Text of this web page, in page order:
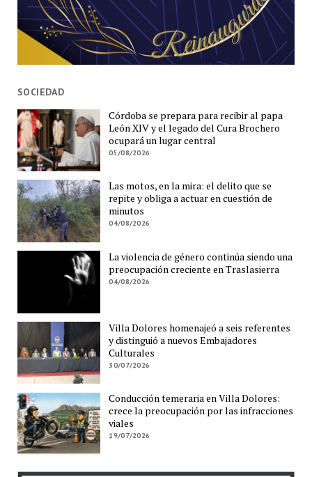
SOCIEDAD
Córdoba se prepara para recibir al papa
León XIV y el legado del Cura Brochero
ocupará un lugar central
05/08/2026
Las motos, en la mira: el delito que se
repite y obliga a actuar en cuestión de
minutos
04/08/2026
La violencia de género continúa siendo una
preocupación creciente en Traslasierra
04/08/2026
Villa Dolores homenajeó a seis referentes
y distinguió a nuevos Embajadores
Culturales
30/07/2026
Conducción temeraria en Villa Dolores:
crece la preocupación por las infracciones
viales
19/07/2026